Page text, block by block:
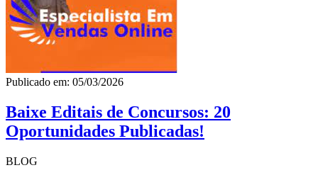
Publicado em: 05/03/2026
Baixe Editais de Concursos: 20
Oportunidades Publicadas!
BLOG